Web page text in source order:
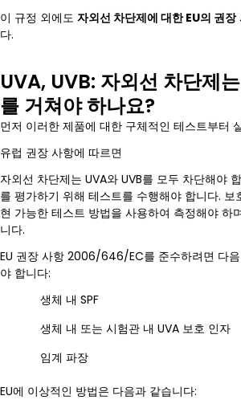
이 규정 외에도 자외선 차단제에 대한 EU의 권장
다.
UVA, UVB: 자외선 차단제
를 거쳐야 하나요?
먼저 이러한 제품에 대한 구체적인 테스트부터
유럽 권장 사항에 따르면
자외선 차단제는 UVA와 UVB를 모두 차단해야
를 평가하기 위해 테스트를 수행해야 합니다. 보
현 가능한 테스트 방법을 사용하여 측정해야 하
니다.
EU 권장 사항 2006/646/EC를 준수하려면 다
야 합니다:
생체 내 SPF
생체 내 또는 시험관 내 UVA 보호 인자
임계 파장
EU에 이상적인 방법은 다음과 같습니다: